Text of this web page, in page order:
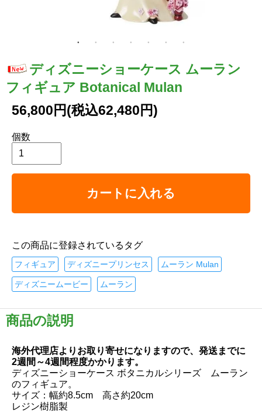
ディズニーショーケース ムーラン
フィギュア Botanical Mulan
56,800円(税込62,480円)
個数
カートに入れる
この商品に登録されているタグ
フィギュア ディズニープリンセス ムーラン Mulan
ディズニームービー ムーラン
商品の説明
海外代理店よりお取り寄せになりますので、発送までに
2週間～4週間程度かかります。
ディズニーショーケース ボタニカルシリーズ ムーラン
のフィギュア。
サイズ：幅約8.5cm 高さ約20cm
レジン樹脂製